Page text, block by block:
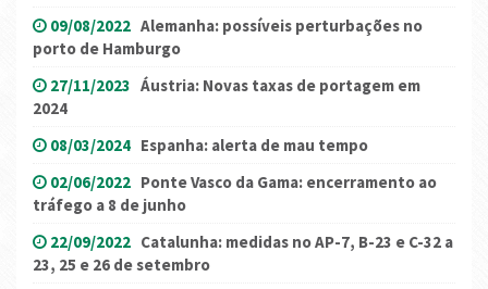
09/08/2022 Alemanha: possíveis perturbações no
porto de Hamburgo
27/11/2023 Áustria: Novas taxas de portagem em
2024
08/03/2024 Espanha: alerta de mau tempo
02/06/2022 Ponte Vasco da Gama: encerramento ao
tráfego a 8 de junho
22/09/2022 Catalunha: medidas no AP-7, B-23 e C-32 a
23, 25 e 26 de setembro